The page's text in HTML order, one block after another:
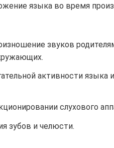
языка во время
звуков
активности языка
слухового
зубов и челюсти.